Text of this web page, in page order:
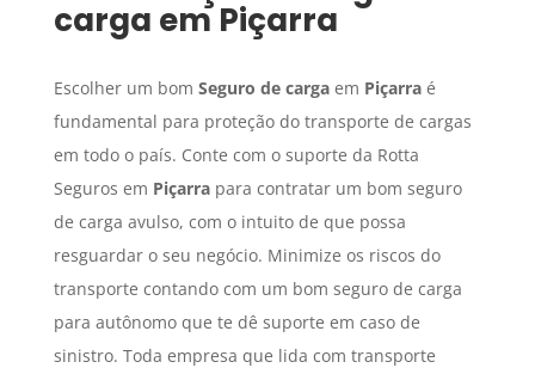
carga emPiçarra
Escolher um bom Seguro de cargaem Piçarraé
fundamental para proteção do transporte de cargas
em todo o país. Conte com o suporte da Rotta
Seguros em Piçarrapara contratar um bom seguro
de carga avulso, com o intuito de que possa
resguardar o seu negócio. Minimize os riscos do
transporte contando com um bom seguro de carga
para autônomo que te dê suporte em caso de
sinistro. Toda empresa que lida com transporte